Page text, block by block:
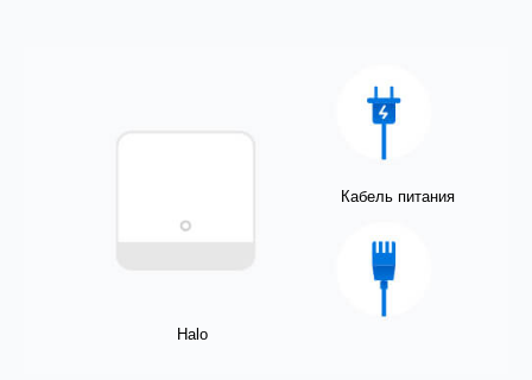
Halo
Кабель питания